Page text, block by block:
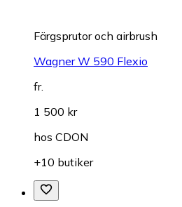
Färgsprutor och airbrush
Wagner W 590 Flexio
fr.
1 500 kr
hos CDON
+10 butiker